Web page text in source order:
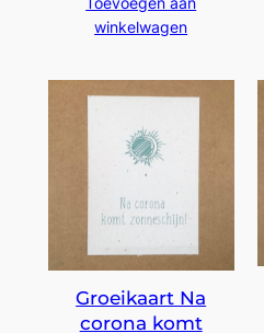
winkelwagen
Groeikaart Na
corona komt